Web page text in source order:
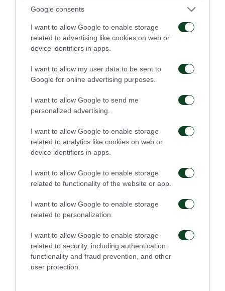
Google consents
I want to allow Google to enable storage
related to advertising like cookies on web or
device identifiers in apps.
I want to allow my user data to be sent to
Google for online advertising purposes.
I want to allow Google to send me
personalized advertising.
I want to allow Google to enable storage
related to analytics like cookies on web or
device identifiers in apps.
I want to allow Google to enable storage
related to functionality of the website or app.
I want to allow Google to enable storage
related to personalization.
I want to allow Google to enable storage
related to security, including authentication
functionality and fraud prevention, and other
user protection.
en la batalla para marcar y ganar uno o los tres
puntos. El PAS no lo logró y el resultado 2-0
permaneció sin cambio hasta el último pito del
mirando hacia el próximo partido, el clásico contra el
Salónica. Este será el último partido del equipo antes
Panathinaikos: Diudis, Sanchez, Velez, Schenkeveld,
Zagaritis, Κurbelis (71′ Serpezis), Μauricio,
Αlexandropulos (46′ Αitor) Jatziyiovanis (71′
Εmanuilidis), Villafañez (81′ Carlitos), Μαcheda (90′
Ιoanidis)
Saliakas, Piersman, Κargas (46′ Κartalis) Κastro (83′
Dumtsis), Siontis, Brener (60′ Νaumetz), Elefteriadis,